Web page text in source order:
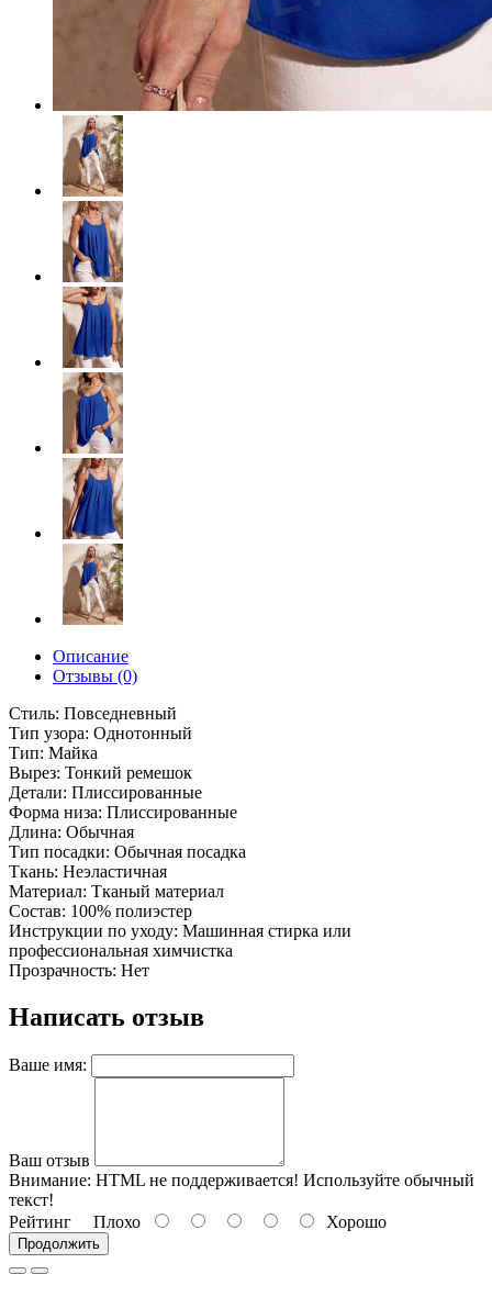
Описание
Отзывы (0)
Стиль: Повседневный
Тип узора: Однотонный
Тип: Майка
Вырез: Тонкий ремешок
Детали: Плиссированные
Форма низа: Плиссированные
Длина: Обычная
Тип посадки: Обычная посадка
Ткань: Неэластичная
Материал: Тканый материал
Состав: 100% полиэстер
Инструкции по уходу: Машинная стирка или
профессиональная химчистка
Прозрачность: Нет
Написать отзыв
Ваше имя:
Ваш отзыв
Внимание: HTML не поддерживается! Используйте обычный
текст!
Рейтинг Плохо Хорошо
Продолжить